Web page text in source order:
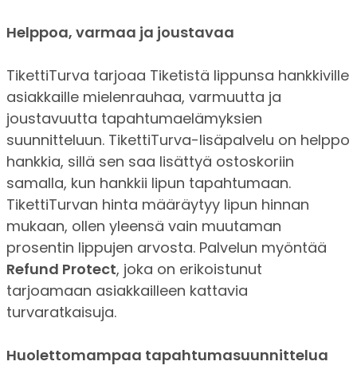
Helppoa, varmaa ja joustavaa
TikettiTurva tarjoaa Tiketistä lippunsa hankkiville
asiakkaille mielenrauhaa, varmuutta ja
joustavuutta tapahtumaelämyksien
suunnitteluun. TikettiTurva-lisäpalvelu on helppo
hankkia, sillä sen saa lisättyä ostoskoriin
samalla, kun hankkii lipun tapahtumaan.
TikettiTurvan hinta määräytyy lipun hinnan
mukaan, ollen yleensä vain muutaman
prosentin lippujen arvosta. Palvelun myöntää
Refund Protect, joka on erikoistunut
tarjoamaan asiakkailleen kattavia
turvaratkaisuja.
Huolettomampaa tapahtumasuunnittelua